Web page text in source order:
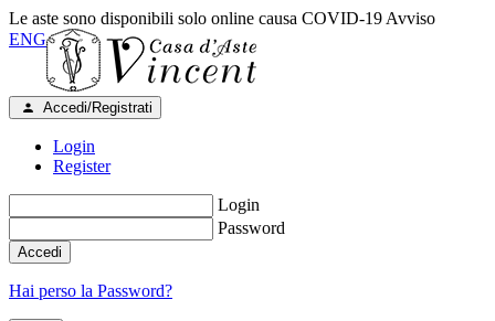
Le aste sono disponibili solo online causa COVID-19 Avviso
ENG
Accedi/Registrati
Login
Register
Login
Password
Accedi
Hai perso la Password?